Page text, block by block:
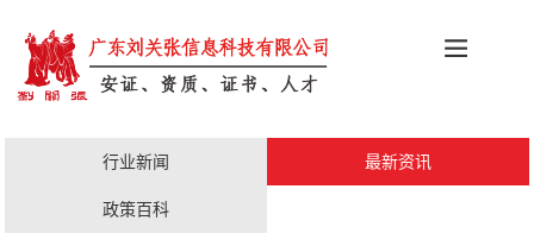
科创政策
行业新闻 最新资讯
政策百科